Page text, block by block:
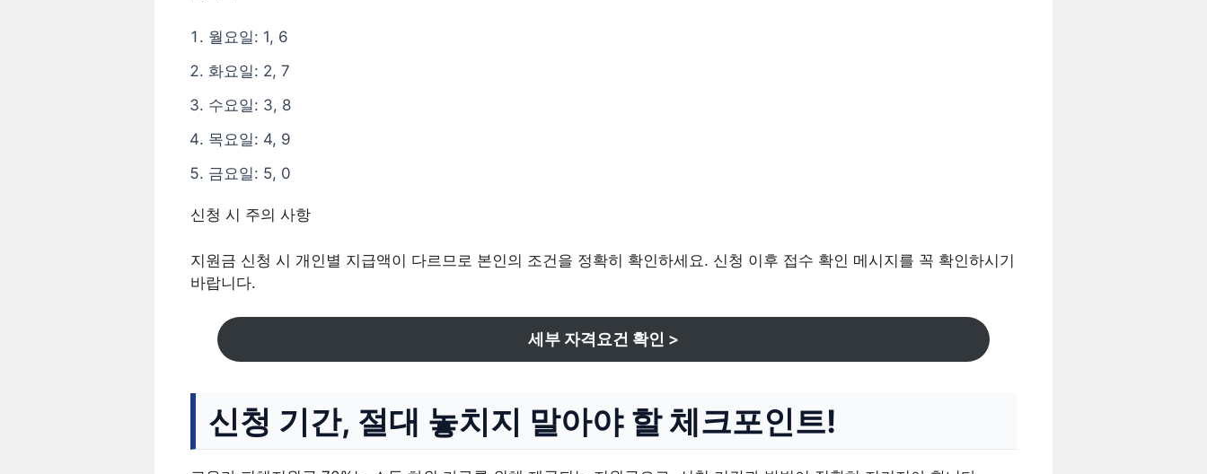
월요일: 1, 6
화요일: 2, 7
수요일: 3, 8
목요일: 4, 9
금요일: 5, 0
신청 시 주의 사항
지원금 신청 시 개인별 지급액이 다르므로 본인의 조건을 정확히 확인하세요. 신청 이후 접수 확인 메시지를 꼭 확인하시기
바랍니다.
세부 자격요건 확인 >
신청 기간, 절대 놓치지 말아야 할 체크포인트!